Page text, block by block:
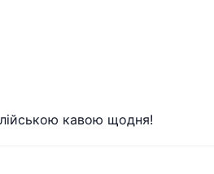
кавою щодня!